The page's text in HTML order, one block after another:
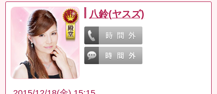
八鈴(ヤスズ)